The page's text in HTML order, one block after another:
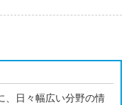
、日々幅広い分野の情